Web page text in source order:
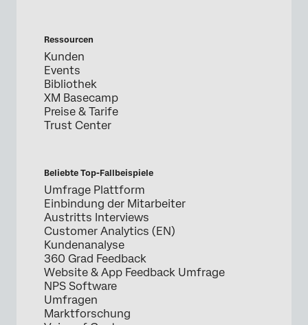
Ressourcen
Kunden
Events
Bibliothek
XM Basecamp
Preise & Tarife
Trust Center
Beliebte Top-Fallbeispiele
Umfrage Plattform
Einbindung der Mitarbeiter
Austritts Interviews
Customer Analytics (EN)
Kundenanalyse
360 Grad Feedback
Website & App Feedback Umfrage
NPS Software
Umfragen
Marktforschung